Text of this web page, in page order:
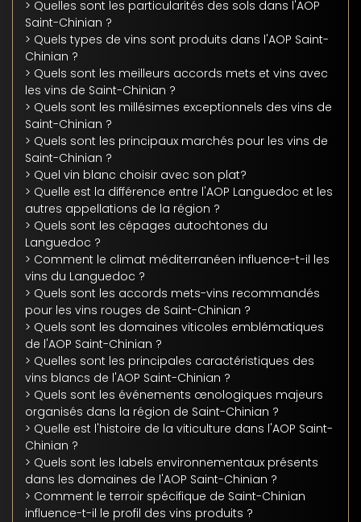
> Quelles sont les particularités des sols dans l'AOP
Saint-Chinian ?
> Quels types de vins sont produits dans l'AOP Saint-
Chinian ?
> Quels sont les meilleurs accords mets et vins avec
les vins de Saint-Chinian ?
> Quels sont les millésimes exceptionnels des vins de
Saint-Chinian ?
> Quels sont les principaux marchés pour les vins de
Saint-Chinian ?
> Quel vin blanc choisir avec son plat?
> Quelle est la différence entre l'AOP Languedoc et les
autres appellations de la région ?
> Quels sont les cépages autochtones du
Languedoc ?
> Comment le climat méditerranéen influence-t-il les
vins du Languedoc ?
> Quels sont les accords mets-vins recommandés
pour les vins rouges de Saint-Chinian ?
> Quels sont les domaines viticoles emblématiques
de l'AOP Saint-Chinian ?
> Quelles sont les principales caractéristiques des
vins blancs de l'AOP Saint-Chinian ?
> Quels sont les événements œnologiques majeurs
organisés dans la région de Saint-Chinian ?
> Quelle est l'histoire de la viticulture dans l'AOP Saint-
Chinian ?
> Quels sont les labels environnementaux présents
dans les domaines de l'AOP Saint-Chinian ?
> Comment le terroir spécifique de Saint-Chinian
influence-t-il le profil des vins produits ?